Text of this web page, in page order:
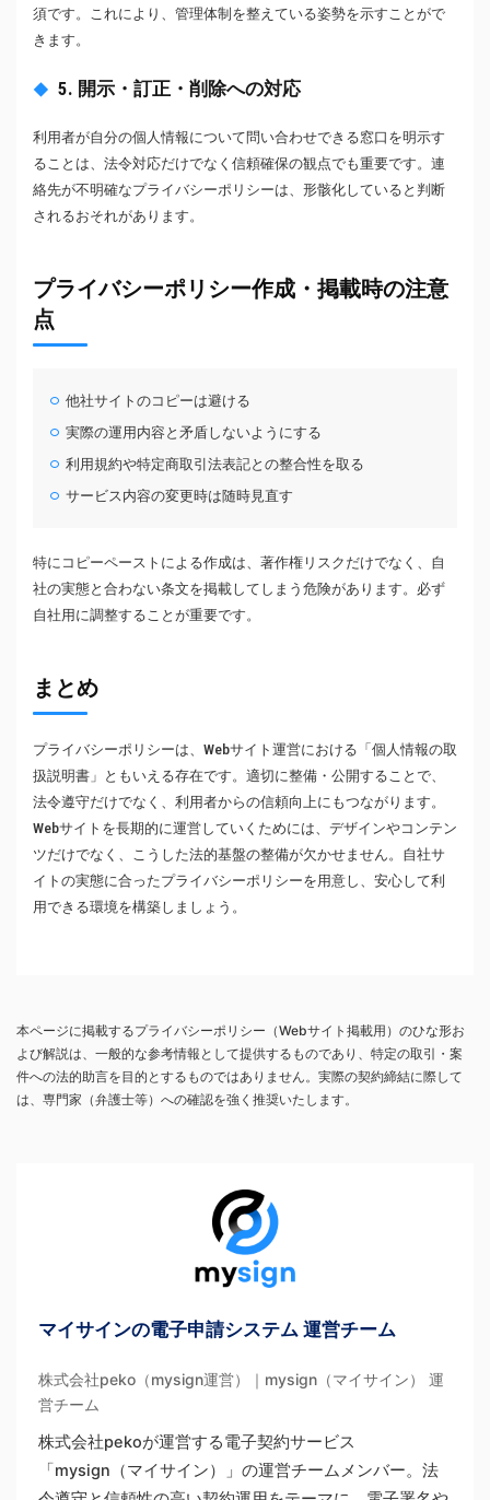
須です。これにより、管理体制を整えている姿勢を示すことがで
きます。
5. 開示・訂正・削除への対応
利用者が自分の個人情報について問い合わせできる窓口を明示す
ることは、法令対応だけでなく信頼確保の観点でも重要です。連
絡先が不明確なプライバシーポリシーは、形骸化していると判断
されるおそれがあります。
プライバシーポリシー作成・掲載時の注意
点
他社サイトのコピーは避ける
実際の運用内容と矛盾しないようにする
利用規約や特定商取引法表記との整合性を取る
サービス内容の変更時は随時見直す
特にコピーペーストによる作成は、著作権リスクだけでなく、自
社の実態と合わない条文を掲載してしまう危険があります。必ず
自社用に調整することが重要です。
まとめ
プライバシーポリシーは、Webサイト運営における「個人情報の取
扱説明書」ともいえる存在です。適切に整備・公開することで、
法令遵守だけでなく、利用者からの信頼向上にもつながります。
Webサイトを長期的に運営していくためには、デザインやコンテン
ツだけでなく、こうした法的基盤の整備が欠かせません。自社サ
イトの実態に合ったプライバシーポリシーを用意し、安心して利
用できる環境を構築しましょう。
本ページに掲載するプライバシーポリシー（Webサイト掲載用）のひな形お
よび解説は、一般的な参考情報として提供するものであり、特定の取引・案
件への法的助言を目的とするものではありません。実際の契約締結に際して
は、専門家（弁護士等）への確認を強く推奨いたします。
マイサインの電子申請システム 運営チーム
株式会社peko（mysign運営）｜mysign（マイサイン） 運
営チーム
株式会社pekoが運営する電子契約サービス
「mysign（マイサイン）」の運営チームメンバー。法